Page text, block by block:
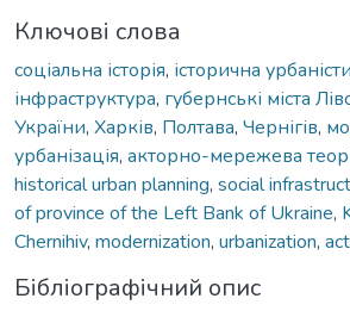
Ключові слова
соціальна історія, історична
інфраструктура, губернські міста
України, Харків, Полтава, Чернігів,
урбанізація, акторно-мережева
historical urban planning, social
of province of the Left Bank of Ukraine,
Chernihiv, modernization, urbanization,
Бібліографічний опис